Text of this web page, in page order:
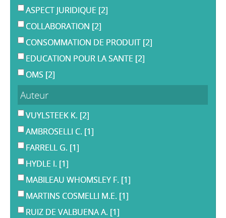
ASPECT JURIDIQUE [2]
COLLABORATION [2]
CONSOMMATION DE PRODUIT [2]
EDUCATION POUR LA SANTE [2]
OMS [2]
Auteur
VUYLSTEEK K. [2]
AMBROSELLI C. [1]
FARRELL G. [1]
HYDLE I. [1]
MABILEAU WHOMSLEY F. [1]
MARTINS COSMELLI M.E. [1]
RUIZ DE VALBUENA A. [1]